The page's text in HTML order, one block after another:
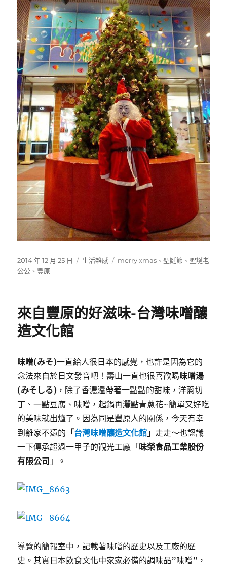
發
佈
2014 年 12 月 25 日
分
生活雜感
標
merry xmas 、聖誕節 、聖誕老
公公 、 豐原
來自豐原的好滋味-台灣味噌釀
造文化館
味噌(みそ)一直給人很日本的感覺，也許是因為它的
念法來自於日文發音吧！壽山一直也很喜歡喝味噌湯
(みそしる) ，除了香濃還帶著一點點的甜味，洋蔥切
丁、一點豆腐、味噌，起鍋再灑點青蔥花~簡單又好吃
的美味就出爐了。因為同是豐原人的關係，今天有幸
到離家不遠的 「台灣味噌釀造文化館 」 走走～也認識
一下傳承超過一甲子的觀光工廠「味榮食品工業股份
有限公司 」。
導覽的簡報室中，記載著味噌的歷史以及工廠的歷
史。其實日本飲食文化中家家必備的調味品”味噌”，